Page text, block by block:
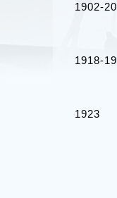
1902-20
1918-19
1923